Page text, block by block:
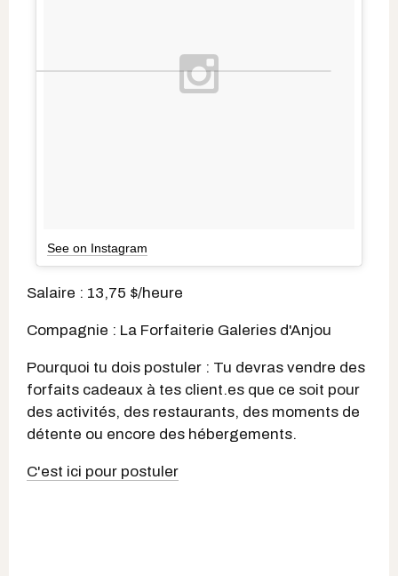
See on Instagram
Salaire : 13,75 $/heure
Compagnie : La Forfaiterie Galeries d'Anjou
Pourquoi tu dois postuler : Tu devras vendre des
forfaits cadeaux à tes client.es que ce soit pour
des activités, des restaurants, des moments de
détente ou encore des hébergements.
C'est ici pour postuler